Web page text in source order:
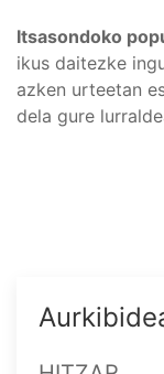
Itsasondoko
ikus daitezke
azken urteetan
dela gure